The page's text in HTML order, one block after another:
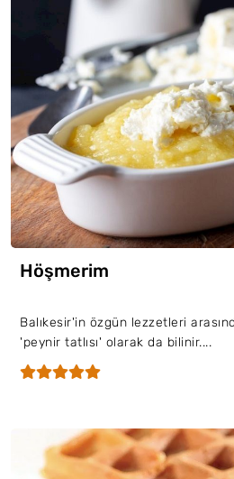
Höşmerim
Balıkesir'in özgün lezzetleri
'peynir tatlısı' olarak da bilinir....